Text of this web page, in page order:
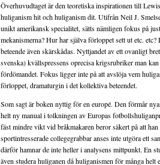
Överhuvudtaget är den teoretiska inspirationen till
huliganism hit och huliganism dit. Utifrån Neil J.
unikt amerikansk specialitet, sätts nämligen fokus på
mekanismerna? Hur har själva förloppet sett ut etc.
beteende även skärskådas. Nyttjandet av ett ovanligt
svenska) kvällspressens oprecisa krigsrubriker man
fördömandet. Fokus ligger inte på att avslöja vem
förloppet, dramaturgin i det kollektiva beteendet.
Som sagt är boken nyttig för en europé. Den förmår
helt ny manual i tolkningen av Europas
fäst mindre vikt vid bråkmakaren beror säkert på att
sportintresserade collegegrabbar anses inte utgöra ett
därför hamnar de inte heller i analysens mittpunkt. En
även studera huliganen då huliganismen för många